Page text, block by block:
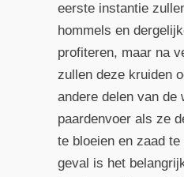
eerste instantie
hommels en
profiteren, maar na
zullen deze kruiden
andere delen van de
paardenvoer als ze
te bloeien en zaad
geval is het